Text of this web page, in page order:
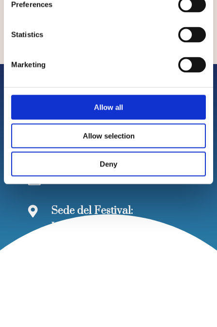
Preferences
Statistics
Marketing
Allow all
Allow selection
Deny
Festival Nazionale delle
 info@festivalnazionaleuniversita.it
 Sede del Festival:
Link Campus University